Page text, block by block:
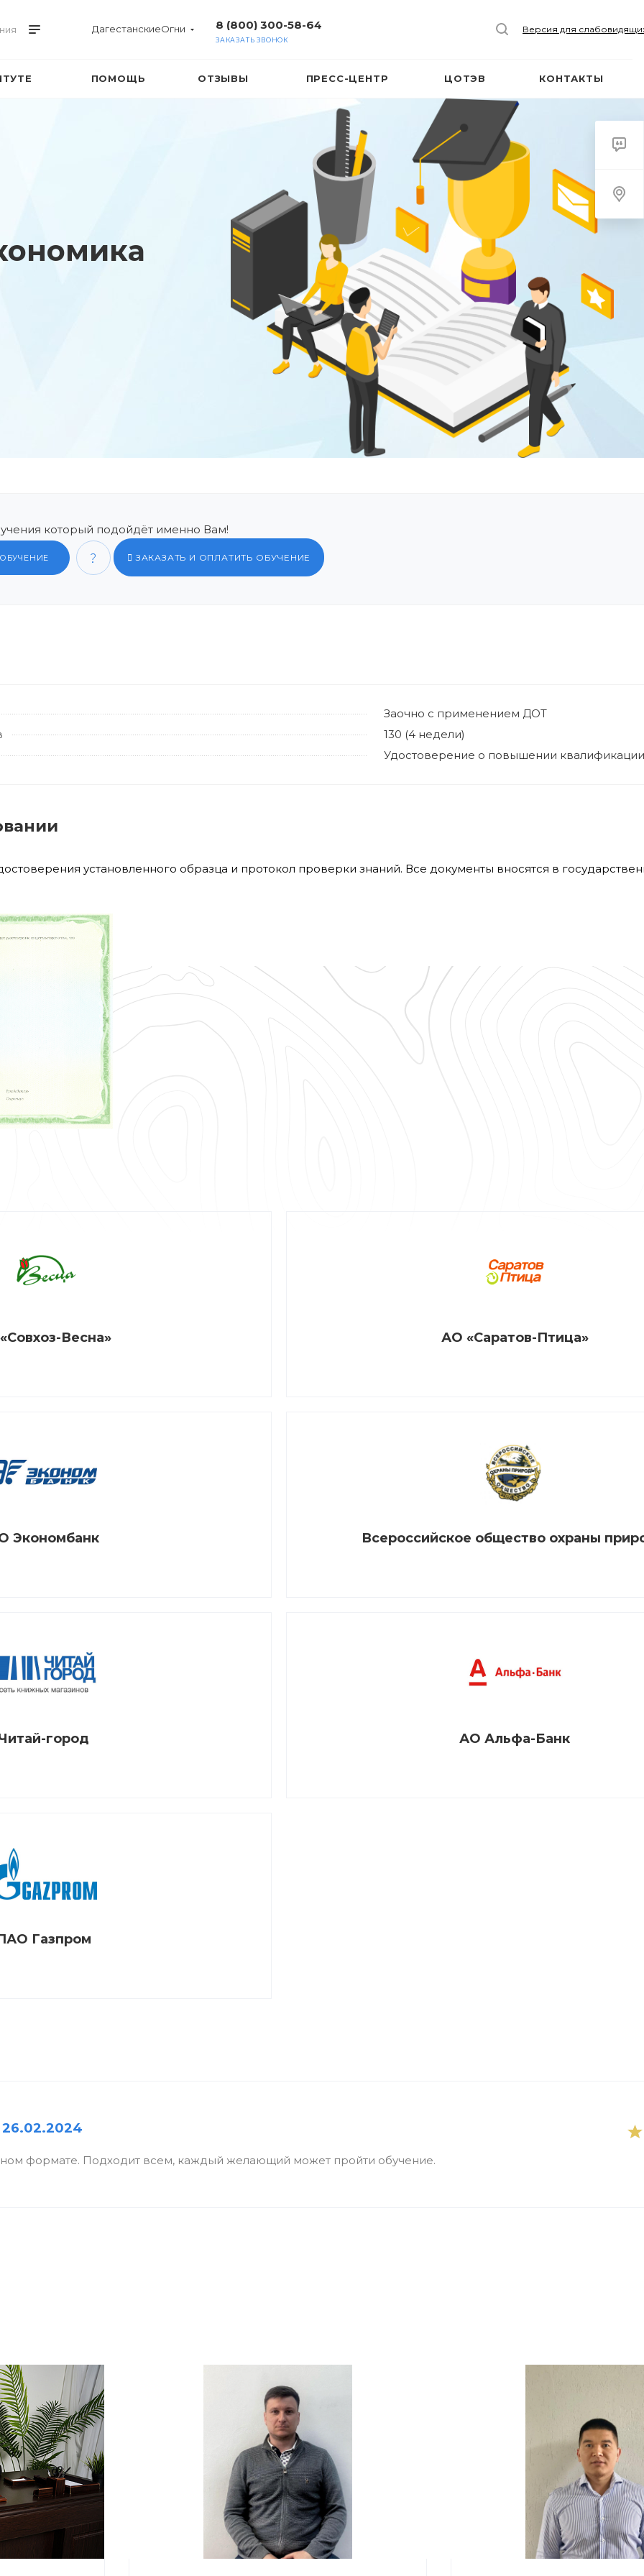
ДагестанскиеОгни 8 (800) 300-58-64
ЗАКАЗАТЬ ЗВОНОК
Версия для
ПОМОЩЬ ОТЗЫВЫ ПРЕСС-ЦЕНТР ЦОТЭВ КОНТАКТЫ
который подойдёт именно Вам!
ЗАКАЗАТЬ И ОПЛАТИТЬ ОБУЧЕНИЕ
Заочно с применением ДОТ
130 (4 недели)
Удостоверение о повышении квалификации
установленного образца и протокол проверки знаний. Все документы вносятся в
Весна» АО «Саратов-Птица»
Экономбанк Всероссийское общество охраны
город АО Альфа-Банк
Газпром
формате. Подходит всем, каждый желающий может пройти обучение.